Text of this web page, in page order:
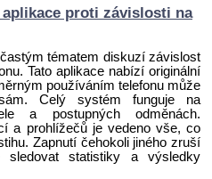
proti závislosti na
tématem diskuzí závislost
Tato aplikace nabízí originální
používáním telefonu může
Celý systém funguje na
a postupných odměnách.
a prohlížečů je vedeno vše, co
Zapnutí čehokoli jiného zruší
statistiky a výsledky